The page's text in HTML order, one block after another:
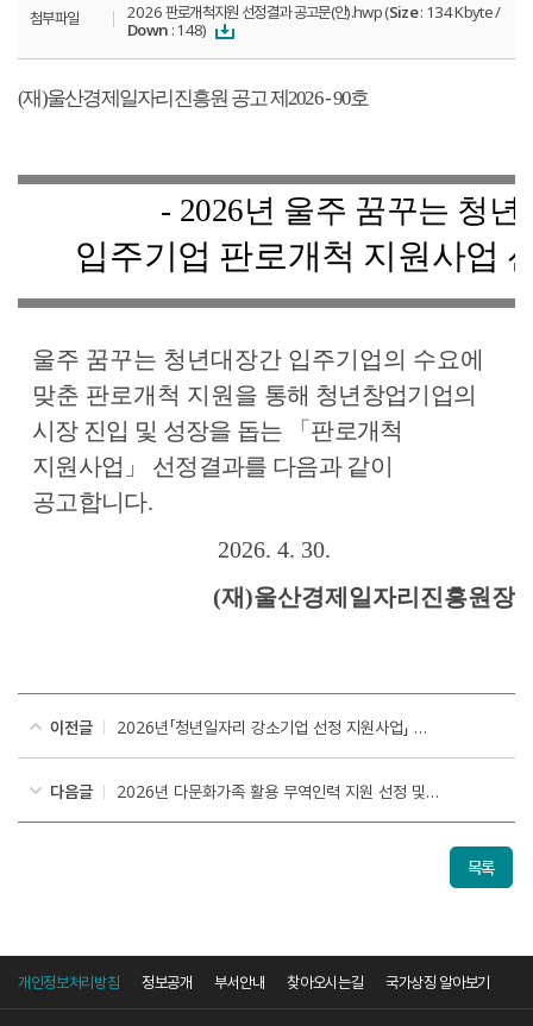
첨부파일 2026 판로개척지원 선정결과 공고문(안).hwp (Size: 134 Kbyte /
Down : 148)
(재)울산경제일자리진흥원 공고 제2026 - 90호
- 2026년 울주 꿈꾸는 청
입주기업 판로개척 지원사업
울주 꿈꾸는 청년대장간 입주기업의 수요에
맞춘 판로개척 지원을 통해 청년창업기업의
시장 진입 및 성장을 돕는
「 판로개척
지원사업 」 선정결과를 다음과 같이
공고합니다.
2026. 4. 30.
(재)울산경제일자리진흥원장
이전글 2026년「청년일자리 강소기업 선정 지원사업」 참여기업 선정 공고
다음글 2026년 다문화가족 활용 무역인력 지원 선정 및 매칭 공고
목록
개인정보처리방침 정보공개 부서안내 찾아오시는길 국가상징 알아보기